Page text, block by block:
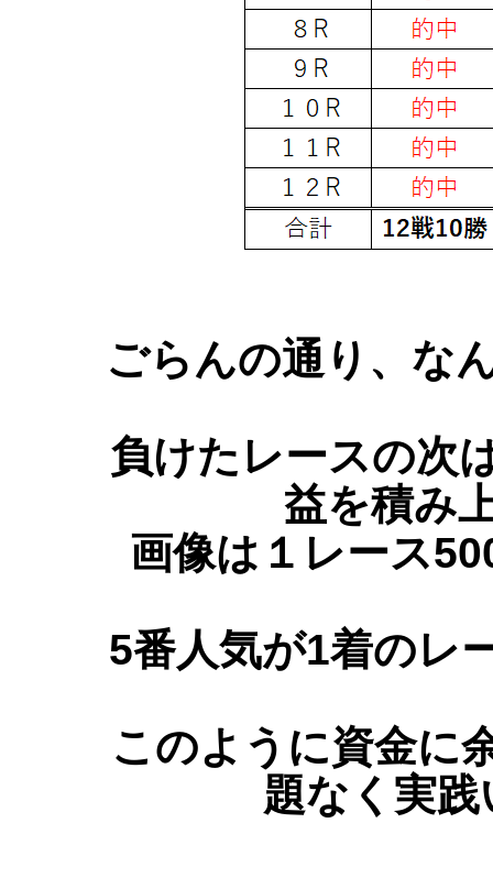
ごらんの通り、な
負けたレースの次
益を積み
画像は１レース
5番人気が1着のレ
このように資金に
題なく実